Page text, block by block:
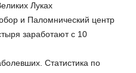
Луках
и Паломнический центр
заработают с 10
Статистика по